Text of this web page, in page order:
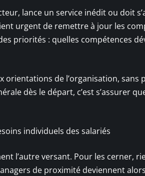
lance un service inédit ou doit
urgent de remettre à jour les
priorités : quelles compétences
orientations de l’organisation,
dès le départ, c’est s’assurer
individuels des salariés
l’autre versant. Pour les cerner,
de proximité deviennent